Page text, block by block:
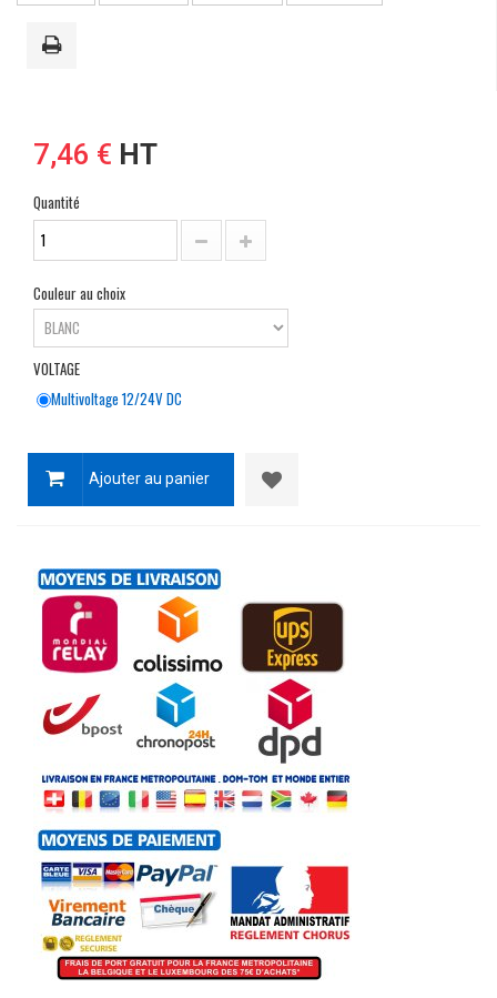
7,46 € HT
Quantité
Couleur au choix
VOLTAGE
Multivoltage 12/24V DC
Ajouter au panier